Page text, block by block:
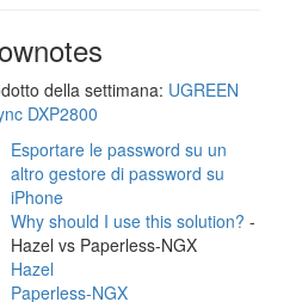
della settimana: UGREEN
DXP2800
Esportare le password su un
altro gestore di password su
iPhone
Why should I use this solution? -
Hazel vs Paperless-NGX
Hazel
Paperless-NGX